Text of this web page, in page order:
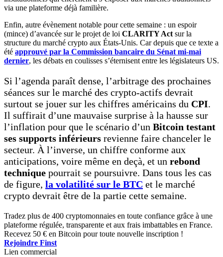
via une plateforme déjà familière.
Enfin, autre évènement notable pour cette semaine : un espoir
(mince) d’avancée sur le projet de loi CLARITY Actsur la
structure du marché crypto aux États-Unis. Car depuis que ce texte a
été approuvé par la Commission bancaire du Sénat mi-mai
dernier, les débats en coulisses s’éternisent entre les législateurs US.
Si l’agenda paraît dense, l’arbitrage des prochaines
séances sur le marché des crypto-actifs devrait
surtout se jouer sur les chiffres américains du CPI.
Il suffirait d’une mauvaise surprise à la hausse sur
l’inflation pour que le scénario d’un Bitcoin testant
ses supports inférieurs revienne faire chanceler le
secteur. À l’inverse, un chiffre conforme aux
anticipations, voire même en deçà, et un rebond
technique pourrait se poursuivre. Dans tous les cas
de figure, la volatilité sur le BTC et le marché
crypto devrait être de la partie cette semaine.
Tradez plus de 400 cryptomonnaies en toute confiance grâce à une
plateforme régulée, transparente et aux frais imbattables en France.
Recevez 50 € en Bitcoin pour toute nouvelle inscription !
Rejoindre Finst
Lien commercial